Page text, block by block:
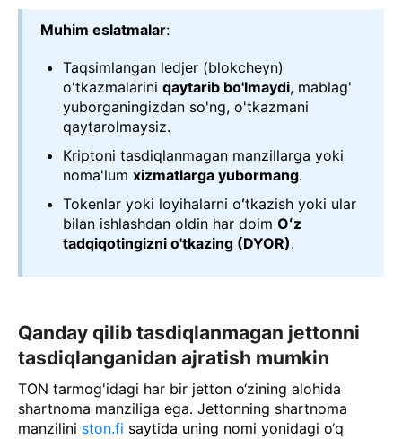
Muhim eslatmalar:
Taqsimlangan ledjer (blokcheyn)
o'tkazmalarini qaytarib bo'lmaydi, mablag'
yuborganingizdan so'ng, o'tkazmani
qaytarolmaysiz.
Kriptoni tasdiqlanmagan manzillarga yoki
noma'lum xizmatlarga yubormang.
Tokenlar yoki loyihalarni oʻtkazish yoki ular
bilan ishlashdan oldin har doim Oʻz
tadqiqotingizni o'tkazing (DYOR).
Qanday qilib tasdiqlanmagan jettonni
tasdiqlanganidan ajratish mumkin
TON tarmog'idagi har bir jetton o‘zining alohida
shartnoma manziliga ega. Jettonning shartnoma
manzilini ston.fi saytida uning nomi yonidagi o‘q